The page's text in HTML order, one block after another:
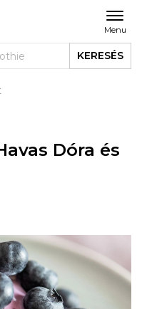
Menu
KERESÉS
Dóra és